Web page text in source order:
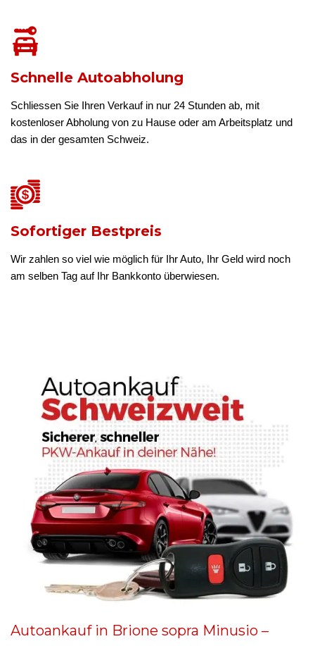
Schnelle Autoabholung
Schliessen Sie Ihren Verkauf in nur 24 Stunden ab, mit
kostenloser Abholung von zu Hause oder am Arbeitsplatz und
das in der gesamten Schweiz.
Sofortiger Bestpreis
Wir zahlen so viel wie möglich für Ihr Auto, Ihr Geld wird noch
am selben Tag auf Ihr Bankkonto überwiesen.
Autoankauf in Brione sopra Minusio –